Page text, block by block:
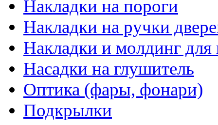
Накладки на пороги
Накладки на ручки
Накладки и молдинг для
Насадки на глушитель
Оптика (фары, фонари)
Подкрылки